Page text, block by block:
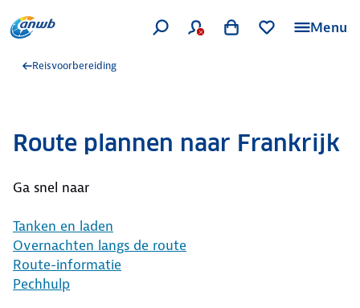
Menu
Reisvoorbereiding
Route plannen naar Frankrijk
Ga snel naar
Tanken en laden
Overnachten langs de route
Route-informatie
Pechhulp